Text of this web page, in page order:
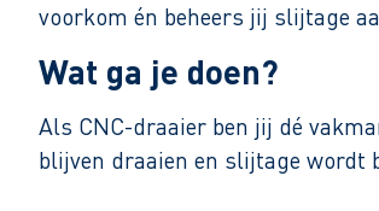
voorkom én beheers jij slijtage
Wat ga je doen?
Als CNC-draaier ben jij dé
blijven draaien en slijtage wordt